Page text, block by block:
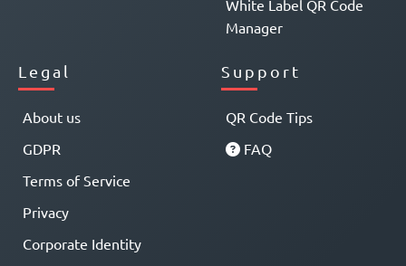
White Label QR Code
Manager
Legal
About us
GDPR
Terms of Service
Privacy
Corporate Identity
Support
QR Code Tips
FAQ